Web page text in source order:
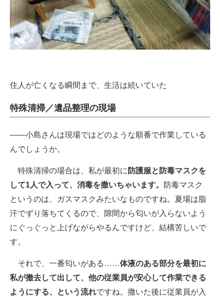
住人が亡くなる瞬間まで、生活は続いていた
特殊清掃／遺品整理の現場
――小島さんは現場ではどのような順番で作業している
んでしょうか。
特殊清掃の場合は、私が最初に 防護服と防毒マスクを
して1人で入って、消毒を撒いちゃいます。
防毒マスク
というのは、ガスマスクみたいなものですね。夏場は脂
汗でずり落ちてくるので、隙間から匂いが入らないよう
にぐっぐっと上げながらやるんですけど、結構苦しいで
す。
それで、一番匂いがある……体液のある部分を最初に
私が撤去して出して、他の従業員が安心して作業できる
ようにする、という流れですね。撒いた後に従業員が入